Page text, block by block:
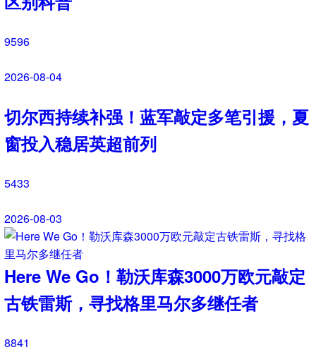
0
文字直播
国际友谊资讯
2026 赛季中超新闻资讯：第 21 轮战
罢 成都蓉城领跑 津门虎读秒绝杀